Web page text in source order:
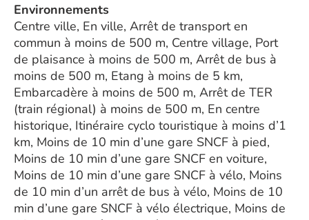
Environnements
Centre ville, En ville, Arrêt de transport en
commun à moins de 500 m, Centre village, Port
de plaisance à moins de 500 m, Arrêt de bus à
moins de 500 m, Etang à moins de 5 km,
Embarcadère à moins de 500 m, Arrêt de TER
(train régional) à moins de 500 m, En centre
historique, Itinéraire cyclo touristique à moins d’1
km, Moins de 10 min d’une gare SNCF à pied,
Moins de 10 min d’une gare SNCF en voiture,
Moins de 10 min d’une gare SNCF à vélo, Moins
de 10 min d’un arrêt de bus à vélo, Moins de 10
min d’une gare SNCF à vélo électrique, Moins de